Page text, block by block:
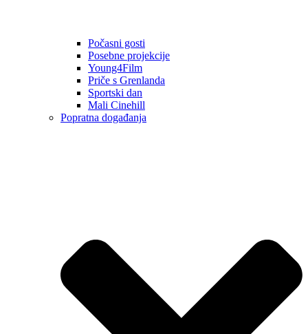
Počasni gosti
Posebne projekcije
Young4Film
Priče s Grenlanda
Sportski dan
Mali Cinehill
Popratna događanja